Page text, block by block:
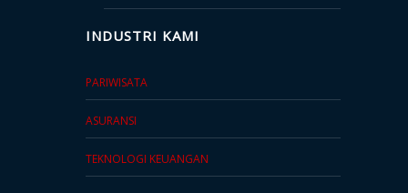
INDUSTRI KAMI
PARIWISATA
ASURANSI
TEKNOLOGI KEUANGAN